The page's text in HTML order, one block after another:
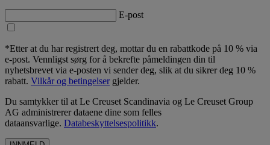
E-post
*Etter at du har registrert deg, mottar du en rabattkode på 10 % via
e-post. Vennligst sørg for å bekrefte påmeldingen din til
nyhetsbrevet via e-posten vi sender deg, slik at du sikrer deg 10 %
rabatt. Vilkår og betingelsergjelder.
Du samtykker til at Le Creuset Scandinavia og Le Creuset Group
AG administrerer dataene dine som felles
dataansvarlige. Databeskyttelsespolitikk.